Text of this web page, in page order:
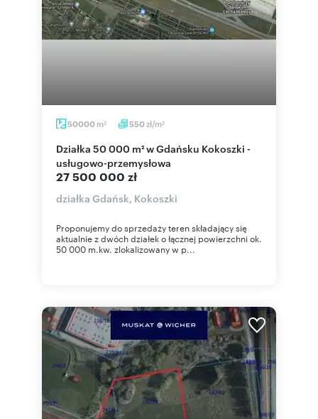
50000 m2 550zł/m2
Działka 50 000 m² w Gdańsku Kokoszki -
usługowo-przemysłowa
27 500 000 zł
działka Gdańsk, Kokoszki
Proponujemy do sprzedaży teren składający się
aktualnie z dwóch działek o łącznej powierzchni ok.
50 000 m.kw. zlokalizowany w p...